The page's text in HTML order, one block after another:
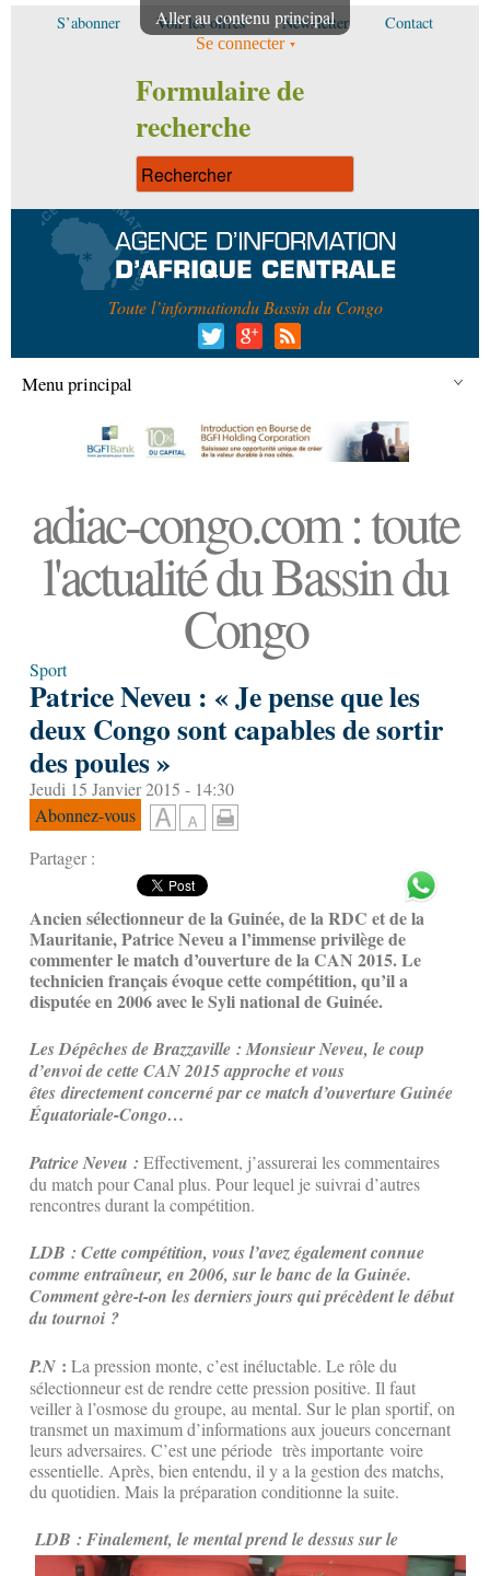
Aller au contenu principal
S’abonner Voir les offres Newsletter Contact
Se connecter
Formulaire de
recherche
Toute l’informationdu Bassin du Congo
Menu principal
adiac-congo.com : toute
l'actualité du Bassin du
Congo
Sport
Patrice Neveu : « Je pense que les
deux Congo sont capables de sortir
des poules »
Jeudi 15 Janvier 2015 - 14:30
Abonnez-vous
Partager :
Ancien sélectionneur de la Guinée, de la RDC et de la
Mauritanie, Patrice Neveu a l’immense privilège de
commenter le match d’ouverture de la CAN 2015. Le
technicien français évoque cette compétition, qu’il a
disputée en 2006 avec le Syli national de Guinée.
Les Dépêches de Brazzaville : Monsieur Neveu, le coup
d’envoi de cette CAN 2015 approche et vous
êtes directement concerné par ce match d’ouverture Guinée
Équatoriale-Congo…
Patrice Neveu : Effectivement, j’assurerai les commentaires
du match pour Canal plus. Pour lequel je suivrai d’autres
rencontres durant la compétition.
LDB : Cette compétition, vous l’avez également connue
comme entraîneur, en 2006, sur le banc de la Guinée.
Comment gère-t-on les derniers jours qui précèdent le début
du tournoi ?
P.N : La pression monte, c’est inéluctable. Le rôle du
sélectionneur est de rendre cette pression positive. Il faut
veiller à l’osmose du groupe, au mental. Sur le plan sportif, on
transmet un maximum d’informations aux joueurs concernant
leurs adversaires. C’est une période très importante voire
essentielle. Après, bien entendu, il y a la gestion des matchs,
du quotidien. Mais la préparation conditionne la suite.
LDB : Finalement, le mental prend le dessus sur le